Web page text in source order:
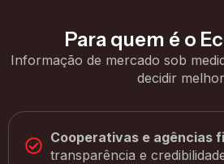
Para quem é o
Informação de mercado sob
decidir
Cooperativas e agências
transparência e